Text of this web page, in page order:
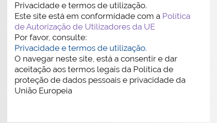
Privacidade e termos de utilização.
Este site está em conformidade com a Política
de Autorização de Utilizadores da UE
Por favor, consulte:
Privacidade e termos de utilização.
O navegar neste site, está a consentir e dar
aceitação aos termos legais da Política de
proteção de dados pessoais e privacidade da
União Europeia